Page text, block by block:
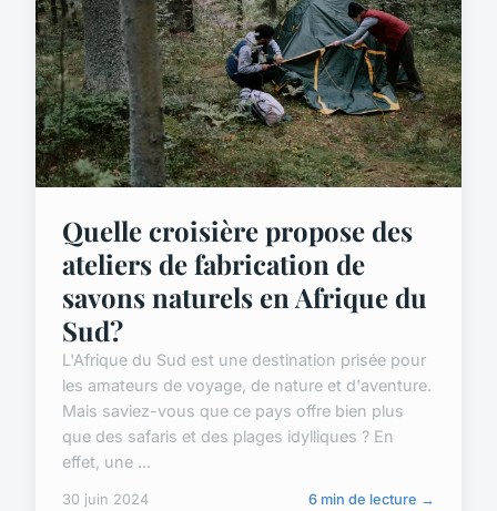
Quelle croisière propose des
ateliers de fabrication de
savons naturels en Afrique du
Sud?
L'Afrique du Sud est une destination prisée pour
les amateurs de voyage, de nature et d'aventure.
Mais saviez-vous que ce pays offre bien plus
que des safaris et des plages idylliques ? En
effet, une ...
30 juin 2024 6 min de lecture →